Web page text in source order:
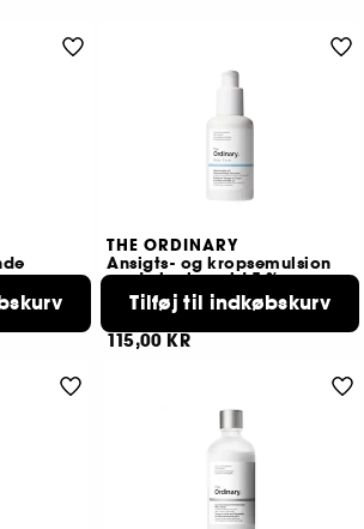
THE ORDINARY
Ansigts- og kropsemulsion
med niacinamid 5 %
Let emulsion
115,00 KR
Tilføj til indkøbskurv